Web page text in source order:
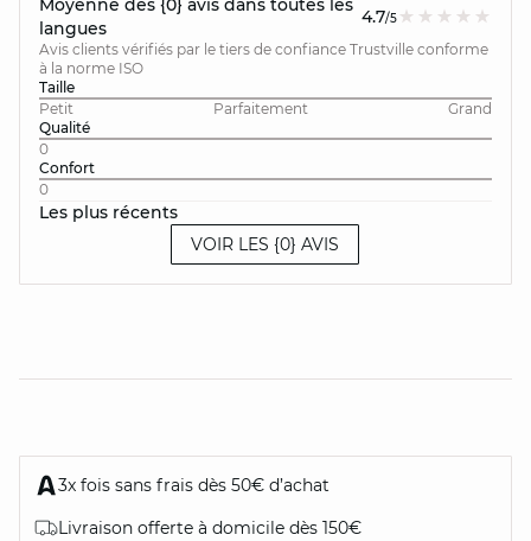
Moyenne des {0} avis dans toutes les
langues
4.7/5
Avis clients vérifiés par le tiers de confiance Trustville conforme
à la norme ISO
Taille
Petit
Parfaitement
Grand
Qualité
0
Confort
0
Les plus récents
VOIR LES {0} AVIS
3x fois sans frais dès 50€ d’achat
Livraison offerte à domicile dès 150€